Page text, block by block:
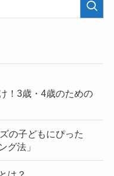
！3歳・4歳のための
の子どもにぴった
グ法」